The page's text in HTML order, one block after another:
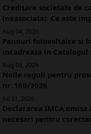
Creditare societate de
(neasociata): Ce este
Aug 04, 2026
Panouri fotovoltaice si
incadreaza in
Aug 03, 2026
Noile reguli pentru
nr. 160/2026
Jul 31, 2026
Declararea IMCA omisa
necesari pentru